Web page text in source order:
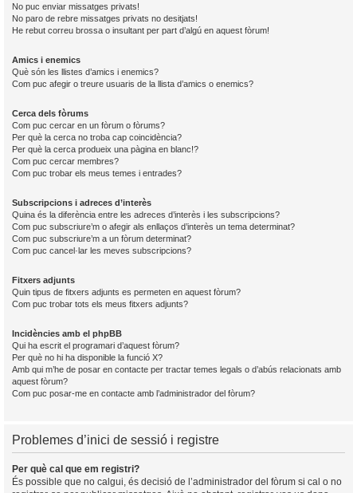
No puc enviar missatges privats!
No paro de rebre missatges privats no desitjats!
He rebut correu brossa o insultant per part d’algú en aquest fòrum!
Amics i enemics
Què són les llistes d’amics i enemics?
Com puc afegir o treure usuaris de la llista d’amics o enemics?
Cerca dels fòrums
Com puc cercar en un fòrum o fòrums?
Per què la cerca no troba cap coincidència?
Per què la cerca produeix una pàgina en blanc!?
Com puc cercar membres?
Com puc trobar els meus temes i entrades?
Subscripcions i adreces d’interès
Quina és la diferència entre les adreces d’interès i les subscripcions?
Com puc subscriure’m o afegir als enllaços d’interès un tema determinat?
Com puc subscriure’m a un fòrum determinat?
Com puc cancel·lar les meves subscripcions?
Fitxers adjunts
Quin tipus de fitxers adjunts es permeten en aquest fòrum?
Com puc trobar tots els meus fitxers adjunts?
Incidències amb el phpBB
Qui ha escrit el programari d’aquest fòrum?
Per què no hi ha disponible la funció X?
Amb qui m’he de posar en contacte per tractar temes legals o d’abús relacionats amb
aquest fòrum?
Com puc posar-me en contacte amb l’administrador del fòrum?
Problemes d’inici de sessió i registre
Per què cal que em registri?
És possible que no calgui, és decisió de l’administrador del fòrum si cal o no